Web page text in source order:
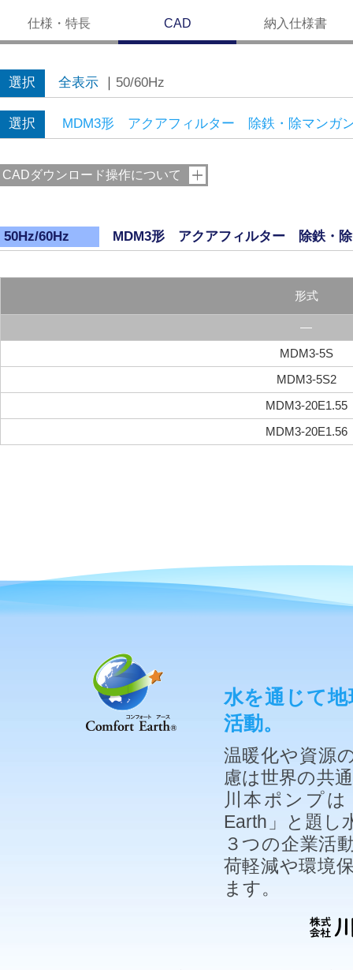
仕様・特長 CAD 納入仕様書
選択 全表示｜ 50/60Hz
選択 MDM3形 アクアフィルター 除鉄・除マンガ
CADダウンロード操作について
50Hz/60Hz MDM3形 アクアフィルター 除鉄・除
形式
―
MDM3-5S
MDM3-5S2
MDM3-20E1.55
MDM3-20E1.56
水を通じて
活動。
温暖化や資源
慮は世界の共
川本ポンプ
Earth」と題し
３つの企業活
荷軽減や環境
ます。